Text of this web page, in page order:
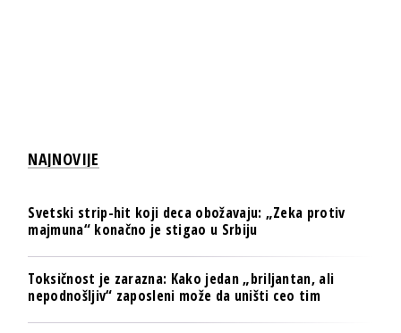
NAJNOVIJE
Svetski strip-hit koji deca obožavaju: „Zeka protiv
majmuna“ konačno je stigao u Srbiju
Toksičnost je zarazna: Kako jedan „briljantan, ali
nepodnošljiv“ zaposleni može da uništi ceo tim